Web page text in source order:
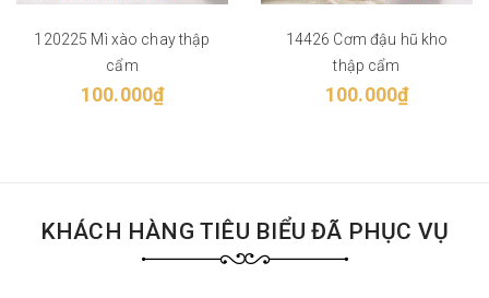
120225 Mì xào chay thập
cẩm
100.000₫
14426 Cơm đậu hũ kho
thập cẩm
100.000₫
KHÁCH HÀNG TIÊU BIỂU ĐÃ PHỤC VỤ